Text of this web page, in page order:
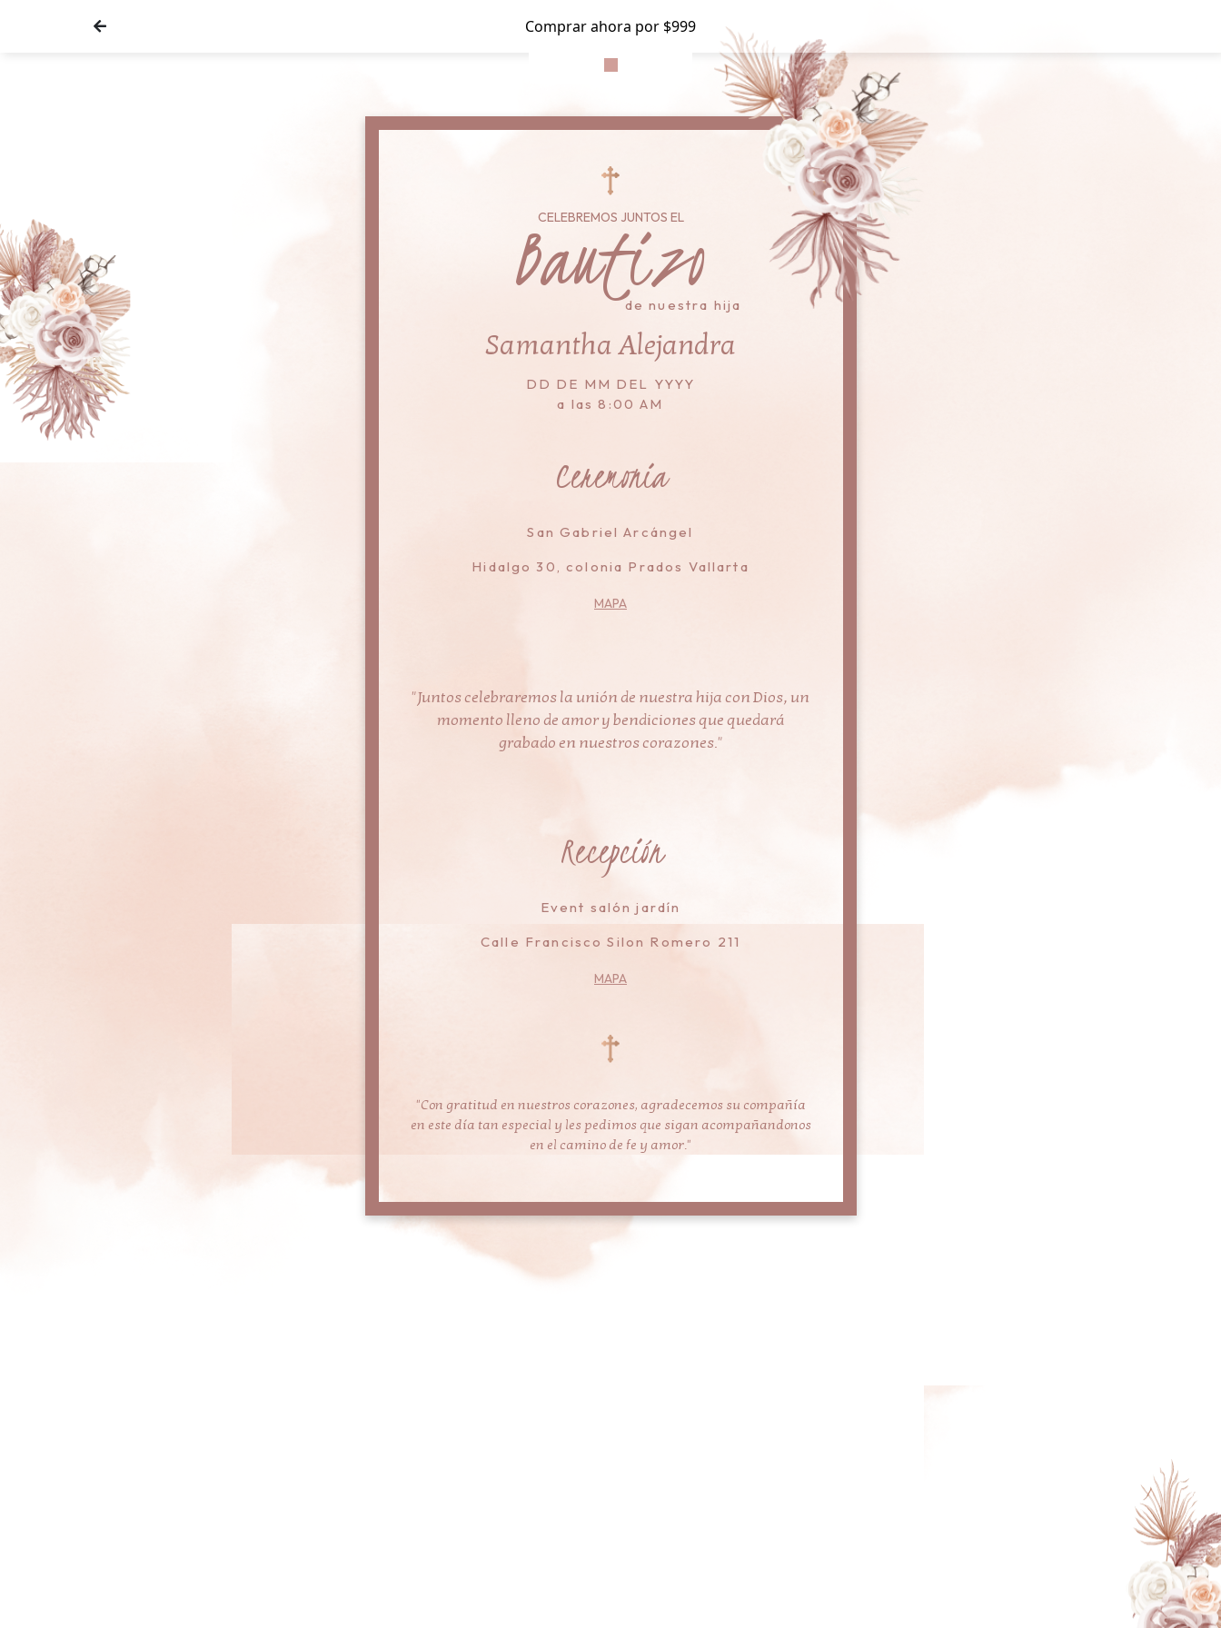
Comprar ahora por $999
CELEBREMOS JUNTOS EL
Bautizo
de nuestra hija
Samantha Alejandra
DD DE MM DEL YYYY
a las 8:00 AM
Ceremonia
San Gabriel Arcángel
Hidalgo 30, colonia Prados Vallarta
MAPA
"Juntos celebraremos la unión de nuestra hija con Dios, un
momento lleno de amor y bendiciones que quedará
grabado en nuestros corazones."
Recepción
Event salón jardín
Calle Francisco Silon Romero 211
MAPA
"Con gratitud en nuestros corazones, agradecemos su compañía
en este día tan especial y les pedimos que sigan acompañandonos
en el camino de fe y amor."